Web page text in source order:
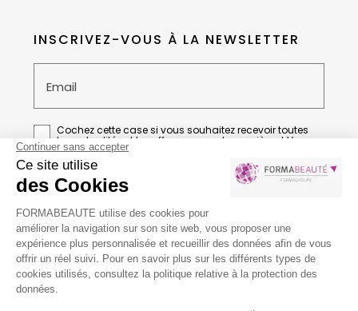
INSCRIVEZ-VOUS À LA NEWSLETTER
Email
Cochez cette case si vous souhaitez recevoir toutes
les actualités et les offres en avant-première et Vous
acceptez laPolitique de confidentialité
FORMABEAUTE
Guide local & liensInformations complémentaires
Conditions générales de venteMentions légales
Politique de confidentialité